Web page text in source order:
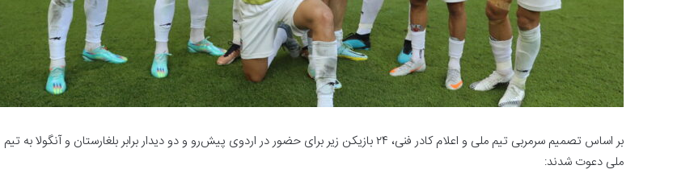
بر اساس تصمیم سرمربی تیم ملی و اعلام کادر فنی، ٢۴ بازیکن زیر برای حضور در اردوی پیش‌رو و دو دیدار برابر بلغارستان و آنگولا به تیم
ملی دعوت شدند: